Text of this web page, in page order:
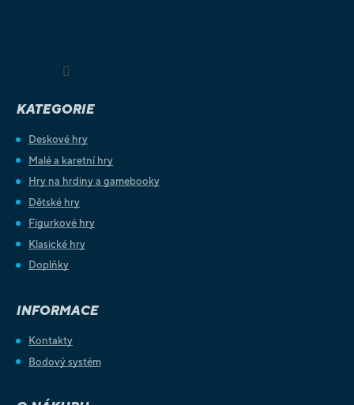
KATEGORIE
Deskové hry
Malé a karetní hry
Hry na hrdiny a gamebooky
Dětské hry
Figurkové hry
Klasické hry
Doplňky
INFORMACE
Kontakty
Bodový systém